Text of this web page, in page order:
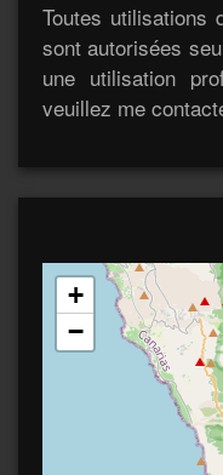
Toutes utilisations
sont autorisées
une utilisation
veuillez me
+
−